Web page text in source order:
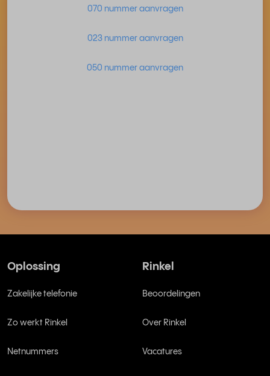
070 nummer aanvragen
023 nummer aanvragen
050 nummer aanvragen
Oplossing
Zakelijke telefonie
Zo werkt Rinkel
Netnummers
Rinkel
Beoordelingen
Over Rinkel
Vacatures